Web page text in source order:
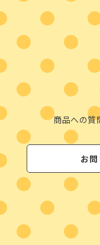
商品への質
お